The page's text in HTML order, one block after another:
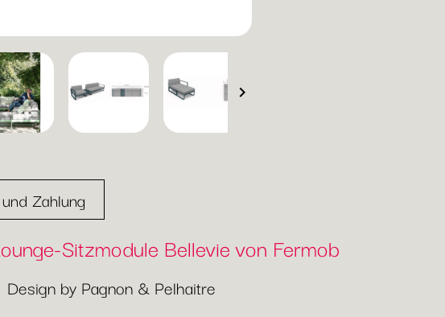

Zahlung
Sitzmodule Bellevie von Fermob
Design by Pagnon & Pelhaitre